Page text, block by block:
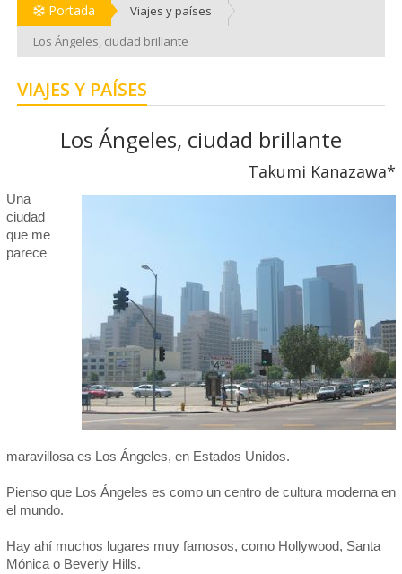
Portada
Viajes y países
Los Ángeles, ciudad brillante
VIAJES Y PAÍSES
Los Ángeles, ciudad brillante
Takumi Kanazawa*
Una
ciudad
que me
parece
maravillosa es Los Ángeles, en Estados Unidos.
Pienso que Los Ángeles es como un centro de cultura moderna en
el mundo.
Hay ahí muchos lugares muy famosos, como Hollywood, Santa
Mónica o Beverly Hills.